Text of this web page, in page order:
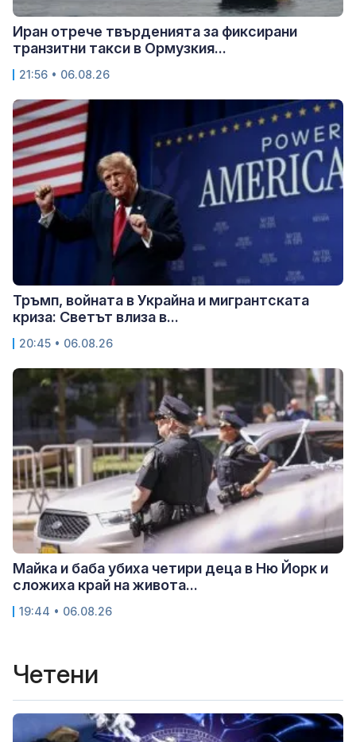
Иран отрече твърденията за фиксирани
транзитни такси в Ормузкия...
21:56 • 06.08.26
Тръмп, войната в Украйна и мигрантската
криза: Светът влиза в...
20:45 • 06.08.26
Майка и баба убиха четири деца в Ню Йорк и
сложиха край на живота...
19:44 • 06.08.26
Четени